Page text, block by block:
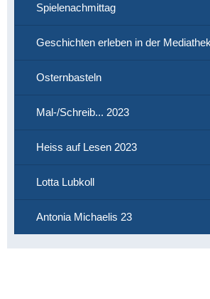
Spielenachmittag
Geschichten erleben in der
Osternbasteln
Mal-/Schreib... 2023
Heiss auf Lesen 2023
Lotta Lubkoll
Antonia Michaelis 23